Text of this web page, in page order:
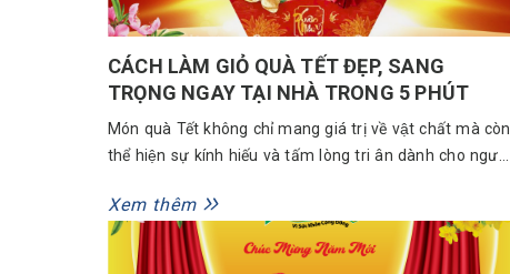
CÁCH LÀM GIỎ QUÀ TẾT ĐẸP, SANG
TRỌNG NGAY TẠI NHÀ TRONG 5 PHÚT
Món quà Tết không chỉ mang giá trị về vật chất mà còn
thể hiện sự kính hiếu và tấm lòng tri ân dành cho người
giỏ quà Tết sẽ lựa chọn những sản phẩm ưng ý, tiết kiệm
được chi phí...
Xem thêm